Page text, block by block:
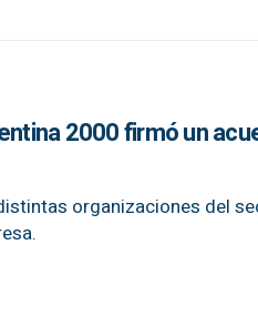
2000 firmó un
organizaciones del